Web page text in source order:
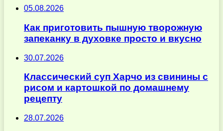
05.08.2026
Как приготовить пышную творожную
запеканку в духовке просто и вкусно
30.07.2026
Классический суп Харчо из свинины с
рисом и картошкой по домашнему
рецепту
28.07.2026